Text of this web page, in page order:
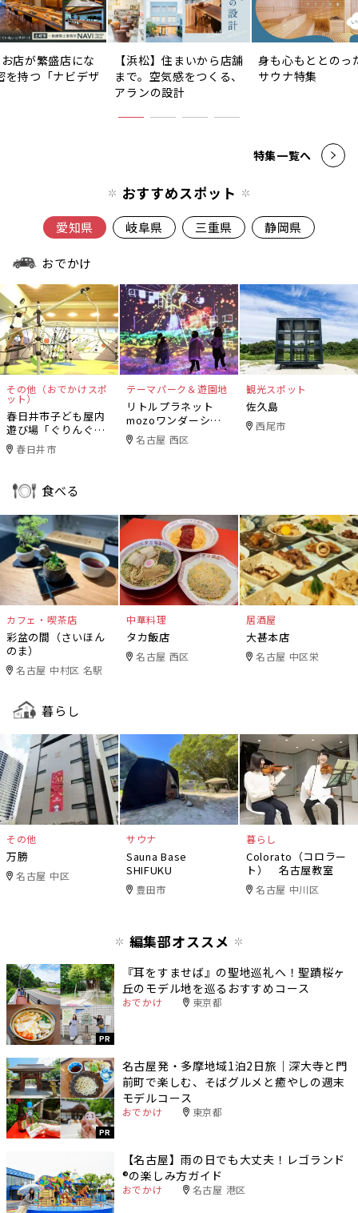
店が繁盛店にな
を持つ「ナビデザ
【浜松】住まいから店舗
まで。空気感をつくる、
アランの設計
身も心もととのっ
サウナ特集
特集一覧へ
おすすめスポット
愛知県 岐阜県 三重県 静岡県
おでかけ
その他（おでかけスポ
ット）
春日井市子ども屋内
遊び場「ぐりんぐり
ん」春日井市
テーマパーク＆遊園地
リトルプラネット
mozoワンダーシテ
ィ 名古屋 西区
観光スポット
佐久島
西尾市
食べる
カフェ・喫茶店
彩盆の間（さいほん
のま）
名古屋 中村区 名駅
中華料理
タカ飯店
名古屋 西区
居酒屋
大甚本店
名古屋 中区栄
暮らし
その他
万勝
名古屋 中区
サウナ
Sauna Base
SHIFUKU
豊田市
暮らし
Colorato（コロラー
ト） 名古屋教室
名古屋 中川区
編集部オススメ
PR
『耳をすませば』の聖地巡礼へ！聖蹟桜ヶ
丘のモデル地を巡るおすすめコース
おでかけ 東京都
PR
名古屋発・多摩地域1泊2日旅｜深大寺と門
前町で楽しむ、そばグルメと癒やしの週末
モデルコース
おでかけ 東京都
【名古屋】雨の日でも大丈夫！レゴランド
®️の楽しみ方ガイド
おでかけ 名古屋 港区